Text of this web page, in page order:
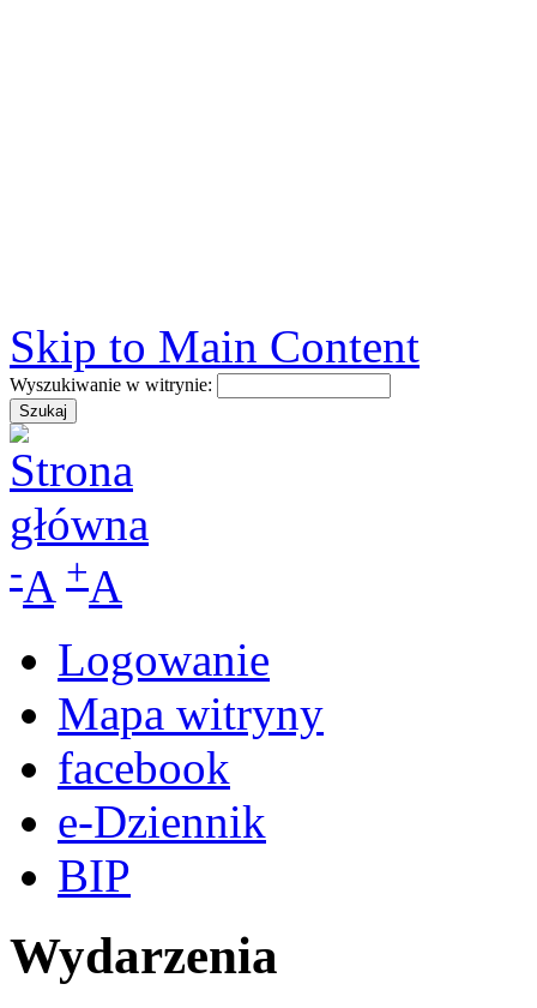
Skip to Main Content
Wyszukiwanie w witrynie:
-A +A
Logowanie
Mapa witryny
facebook
e-Dziennik
BIP
Wydarzenia